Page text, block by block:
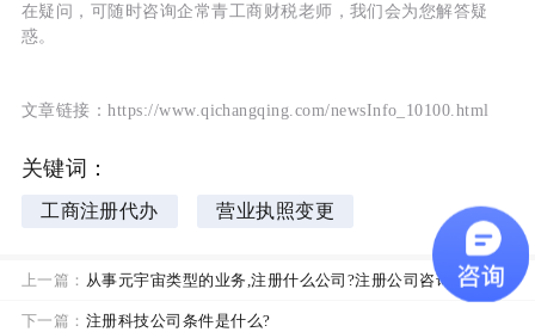
在疑问，可随时咨询企常青工商财税老师，我们会为您解答疑
惑。
文章链接：https://www.qichangqing.com/newsInfo_10100.html
关键词：
工商注册代办 营业执照变更
上一篇： 从事元宇宙类型的业务,注册什么公司?注册公司咨询
下一篇： 注册科技公司条件是什么?